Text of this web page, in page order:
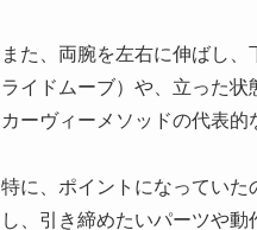
また、両腕を左右に伸ばし
ライドムーブ）や、立った状
カーヴィーメソッドの代表的
特に、ポイントになっていた
し、引き締めたいパーツや動